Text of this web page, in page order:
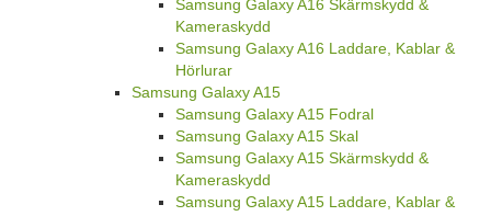
Samsung Galaxy A16 Skärmskydd &
Kameraskydd
Samsung Galaxy A16 Laddare, Kablar &
Hörlurar
Samsung Galaxy A15
Samsung Galaxy A15 Fodral
Samsung Galaxy A15 Skal
Samsung Galaxy A15 Skärmskydd &
Kameraskydd
Samsung Galaxy A15 Laddare, Kablar &